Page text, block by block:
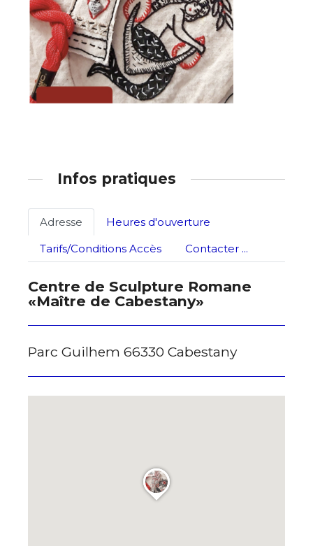
Adresse email*
Prénom
Statut / Organisation
* Champ obligatoire
Nom
Prénom
Infos pratiques
Adresse
Heures d'ouverture
Tarifs/Conditions Accès
Contacter ...
Centre de Sculpture Romane
«Maître de Cabestany»
Parc Guilhem 66330 Cabestany